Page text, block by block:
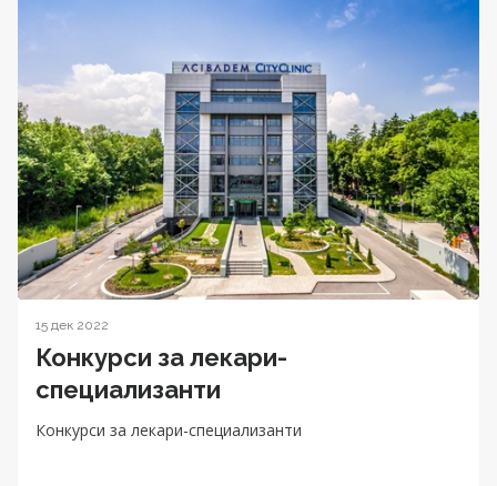
15 дек 2022
Конкурси за лекари-
специализанти
Конкурси за лекари-специализанти